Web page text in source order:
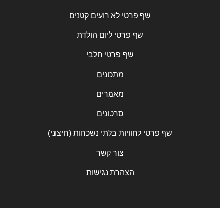
שף פרטי לאירועים קטנים
שף פרטי ליום הולדת
שף פרטי חלבי
מתכונים
מאמרים
סרטונים
שף פרטי לחוויות בלתי נשכחות (חיצוני)
צור קשר
הצהרת נגישות